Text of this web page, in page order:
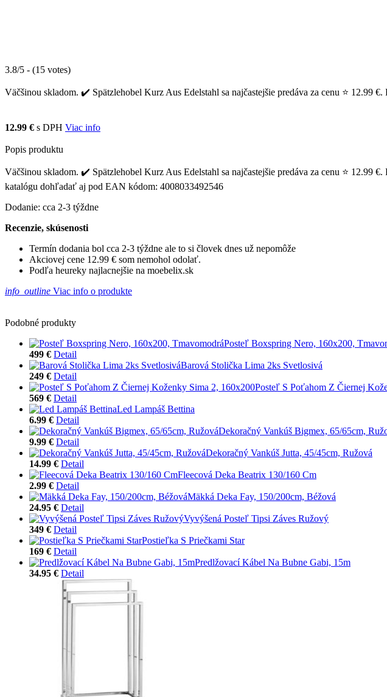
3.8/5 - (15 votes)
Väčšinou skladom. ✔️ Spätzlehobel Kurz Aus Edelstahl sa najčastejšie predáva za cenu ⭐ 12.99
12.99 € s DPH Viac info
Popis produktu
Väčšinou skladom. ✔️ Spätzlehobel Kurz Aus Edelstahl sa najčastejšie predáva za cenu ⭐ 12.99
katalógu dohľadať aj pod EAN kódom: 4008033492546
Dodanie: cca 2-3 týždne
Recenzie, skúsenosti
Termín dodania bol cca 2-3 týždne ale to si človek dnes už nepomôže
Akciovej cene 12.99 € som nemohol odolať.
Podľa heureky najlacnejšie na moebelix.sk
info_outline Viac info o produkte
Podobné produkty
Posteľ Boxspring Nero, 160x200,
499 € Detail
Barová Stolička Lima 2ks Svetlosivá
249 € Detail
Posteľ S Poťahom Z Čiernej
569 € Detail
Led Lampáš Bettina
6.99 € Detail
Dekoračný Vankúš Bigmex, 65/65cm,
9.99 € Detail
Dekoračný Vankúš Jutta, 45/45cm, Ružová
14.99 € Detail
Fleecová Deka Beatrix 130/160 Cm
2.99 € Detail
Mäkká Deka Fay, 150/200cm, Béžová
24.95 € Detail
Vyvýšená Posteľ Tipsi Záves Ružový
349 € Detail
Postieľka S Priečkami Star
169 € Detail
Predlžovací Kábel Na Bubne Gabi, 15m
34.95 € Detail